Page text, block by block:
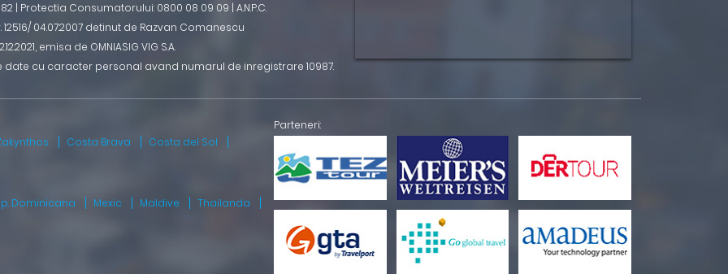
| Protectia Consumatorului: 0800 08 09 09 | A.N.P.C.
12516/ 04.07.2007 detinut de Razvan Comanescu
, emisa de OMNIASIG VIG S.A.
cu caracter personal avand numarul de inregistrare 10987.
Costa Brava Costa del Sol
Dominicana Mexic Maldive Thailanda